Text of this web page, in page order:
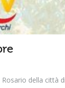
della città